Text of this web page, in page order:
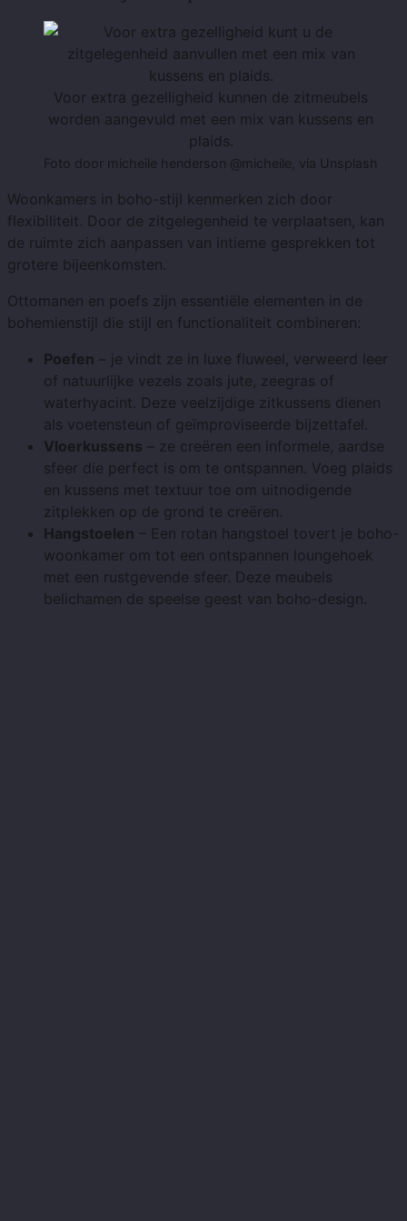
Voor extra gezelligheid kunnen de zitmeubels
worden aangevuld met een mix van kussens en
plaids.
Foto door micheile henderson @micheile, via Unsplash
Woonkamers in boho-stijl kenmerken zich door
flexibiliteit. Door de zitgelegenheid te verplaatsen, kan
de ruimte zich aanpassen van intieme gesprekken tot
grotere bijeenkomsten.
Ottomanen en poefs zijn essentiële elementen in de
bohemienstijl die stijl en functionaliteit combineren:
Poefen – je vindt ze in luxe fluweel, verweerd leer
of natuurlijke vezels zoals jute, zeegras of
waterhyacint. Deze veelzijdige zitkussens dienen
als voetensteun of geïmproviseerde bijzettafel.
Vloerkussens – ze creëren een informele, aardse
sfeer die perfect is om te ontspannen. Voeg plaids
en kussens met textuur toe om uitnodigende
zitplekken op de grond te creëren.
Hangstoelen – Een rotan hangstoel tovert je boho-
woonkamer om tot een ontspannen loungehoek
met een rustgevende sfeer. Deze meubels
belichamen de speelse geest van boho-design.